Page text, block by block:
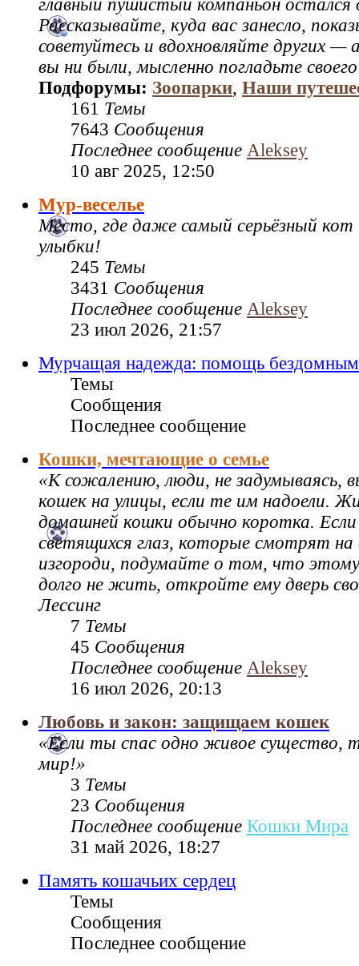
главный пушистый компаньон остался
Рассказывайте, куда вас занесло,
советуйтесь и вдохновляйте других —
вы ни были, мысленно погладьте
Подфорумы: Зоопарки, Наши
161 Темы
7643 Сообщения
Последнее сообщение Aleksey
10 авг 2025, 12:50
Мур-веселье
Место, где даже самый серьёзный
улыбки!
245 Темы
3431 Сообщения
Последнее сообщение Aleksey
23 июл 2026, 21:57
Мурчащая надежда: помощь
Темы
Сообщения
Последнее сообщение
Кошки, мечтающие о семье
«К сожалению, люди, не задумываясь,
кошек на улицы, если те им надоели.
домашней кошки обычно коротка.
светящихся глаз, которые смотрят на
изгороди, подумайте о том, что
долго не жить, откройте ему дверь
Лессинг
7 Темы
45 Сообщения
Последнее сообщение Aleksey
16 июл 2026, 20:13
Любовь и закон: защищаем кошек
«Если ты спас одно живое существо,
мир!»
3 Темы
23 Сообщения
Последнее сообщение Кошки Мира
31 май 2026, 18:27
Память кошачьих сердец
Темы
Сообщения
Последнее сообщение